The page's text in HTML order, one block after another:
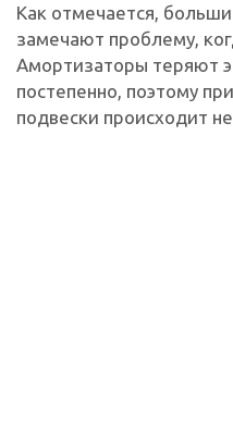
Как отмечается,
замечают проблему,
Амортизаторы теряют
постепенно, поэтому
подвески происходит